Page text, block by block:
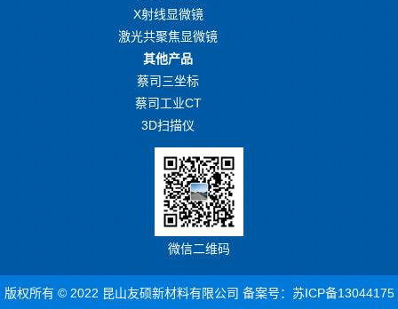
X射线显微镜
激光共聚焦显微镜
其他产品
蔡司三坐标
蔡司工业CT
3D扫描仪
微信二维码
版权所有 © 2022 昆山友硕新材料有限公司 备案号： 苏ICP备13044175